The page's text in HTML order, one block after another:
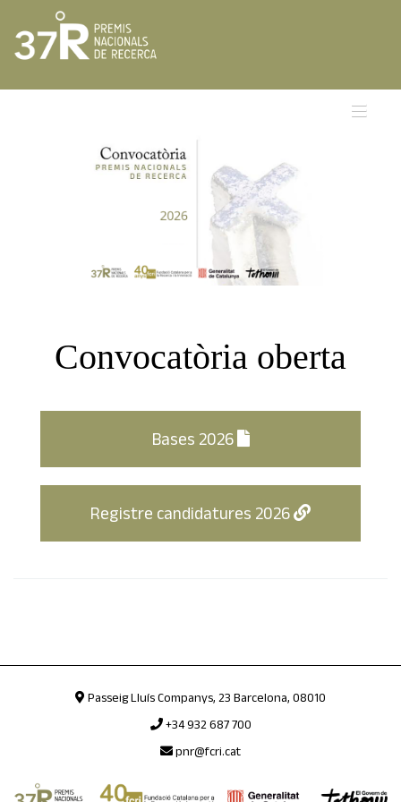
Convocatòria oberta
Bases 2026
Registre candidatures 2026
Passeig Lluís Companys, 23 Barcelona, 08010
+34 932 687 700
pnr@fcri.cat